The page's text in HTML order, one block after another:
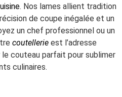
. Nos lames allient tradition
de coupe inégalée et un
un chef professionnel ou un
coutellerie est l’adresse
couteau parfait pour sublimer
culinaires.